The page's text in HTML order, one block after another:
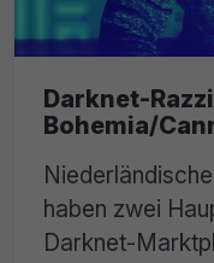
Darknet-
Bohemia/
haben zwei
Darknet-